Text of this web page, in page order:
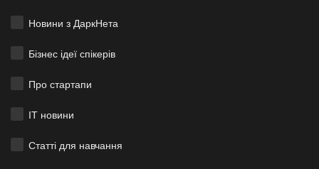
Новини з ДаркНета
Бізнес ідеї спікерів
Про стартапи
ІТ новини
Статті для навчання